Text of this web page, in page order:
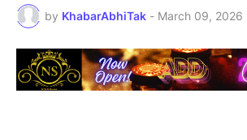
by KhabarAbhiTak - March 09, 2026